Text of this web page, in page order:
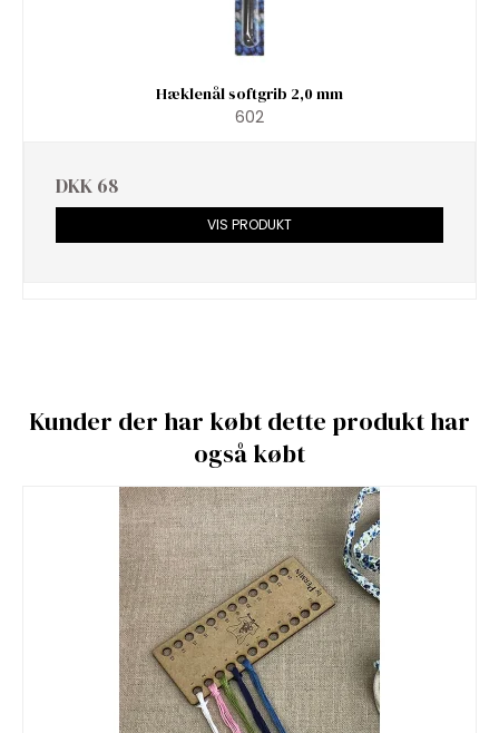
Hæklenål softgrib 2,0 mm
602
DKK 68
VIS PRODUKT
Kunder der har købt dette produkt har
også købt